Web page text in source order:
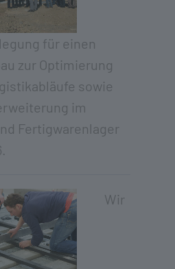
für einen
zur Optimierung
sowie
im
Fertigwarenlager
Wir